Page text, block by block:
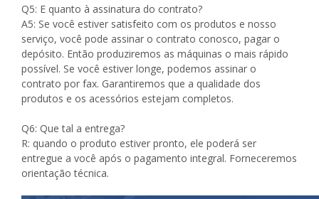
Q5: E quanto à assinatura do contrato?
A5: Se você estiver satisfeito com os produtos e nosso
serviço, você pode assinar o contrato conosco, pagar o
depósito. Então produziremos as máquinas o mais rápido
possível. Se você estiver longe, podemos assinar o
contrato por fax. Garantiremos que a qualidade dos
produtos e os acessórios estejam completos.
Q6: Que tal a entrega?
R: quando o produto estiver pronto, ele poderá ser
entregue a você após o pagamento integral. Forneceremos
orientação técnica.